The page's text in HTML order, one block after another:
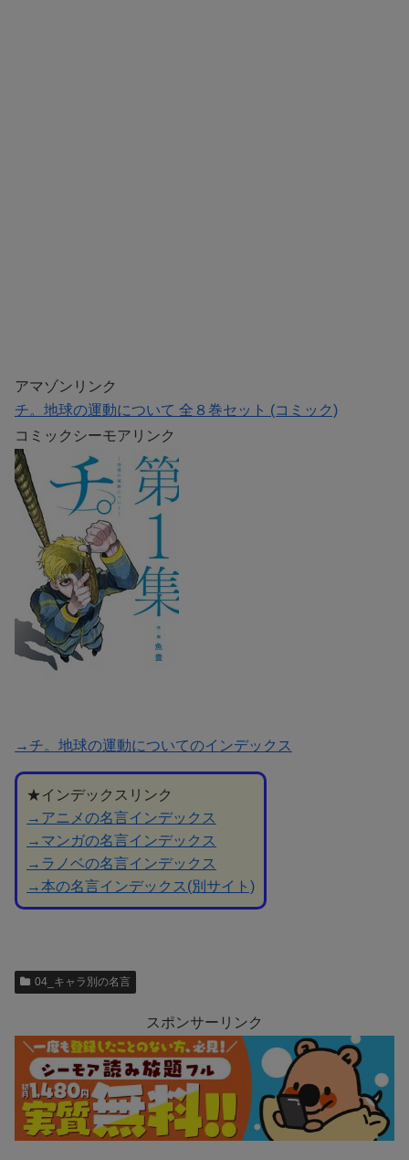
アマゾンリンク
チ。地球の運動について 全８巻セット (コミック)
コミックシーモアリンク
→チ。地球の運動についてのインデックス
★インデックスリンク
→アニメの名言インデックス
→マンガの名言インデックス
→ラノベの名言インデックス
→本の名言インデックス(別サイト)
04_キャラ別の名言
スポンサーリンク